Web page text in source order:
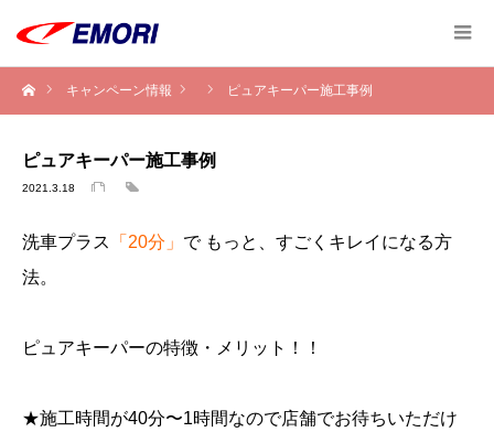
キャンペーン情報 ピュアキーパー施工事例
ピュアキーパー施工事例
2021.3.18
洗車プラス 「20分」 で もっと、すごくキレイになる方
法。
ピュアキーパーの特徴・メリット！！
★施工時間が40分〜1時間なので店舗でお待ちいただけ